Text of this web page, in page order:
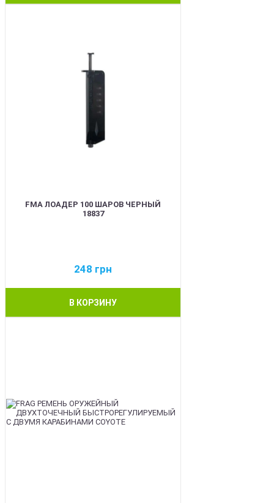
FMA ЛОАДЕР 100 ШАРОВ ЧЕРНЫЙ
18837
248 грн
В КОРЗИНУ